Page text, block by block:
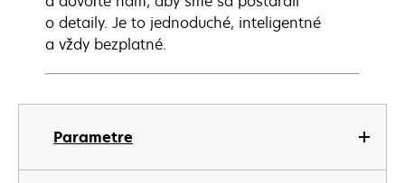
Parametre
o detaily. Je to jednoduché, inteligentné
a vždy bezplatné.